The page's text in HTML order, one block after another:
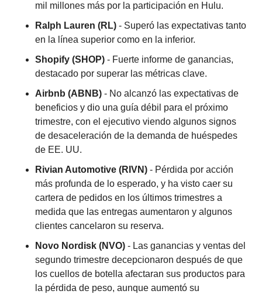
mil millones más por la participación en Hulu.
Ralph Lauren (RL) - Superó las expectativas tanto
en la línea superior como en la inferior.
Shopify (SHOP) - Fuerte informe de ganancias,
destacado por superar las métricas clave.
Airbnb (ABNB) - No alcanzó las expectativas de
beneficios y dio una guía débil para el próximo
trimestre, con el ejecutivo viendo algunos signos
de desaceleración de la demanda de huéspedes
de EE. UU.
Rivian Automotive (RIVN) - Pérdida por acción
más profunda de lo esperado, y ha visto caer su
cartera de pedidos en los últimos trimestres a
medida que las entregas aumentaron y algunos
clientes cancelaron su reserva.
Novo Nordisk (NVO) - Las ganancias y ventas del
segundo trimestre decepcionaron después de que
los cuellos de botella afectaran sus productos para
la pérdida de peso, aunque aumentó su